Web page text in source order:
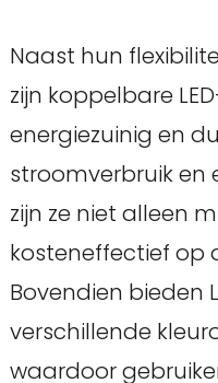
Naast hun
zijn koppelbare
energiezuinig en
stroomverbruik en
zijn ze niet alleen
kosteneffectief op
Bovendien bieden
verschillende
waardoor